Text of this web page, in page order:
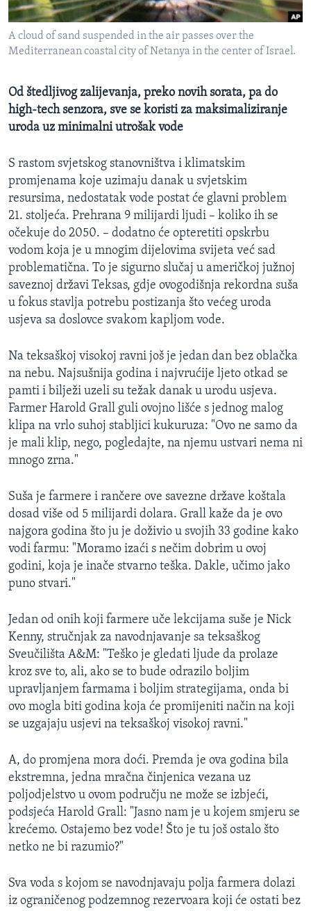
MAGAZIN
O GLASU AMERIKE
PRATITE NAS
Jezici
A cloud of sand suspended in the air passes over the
Mediterranean coastal city of Netanya in the center of Israel.
Od štedljivog zalijevanja, preko novih sorata, pa do
high-tech senzora, sve se koristi za maksimaliziranje
uroda uz minimalni utrošak vode
S rastom svjetskog stanovništva i klimatskim
promjenama koje uzimaju danak u svjetskim
resursima, nedostatak vode postat će glavni problem
21. stoljeća. Prehrana 9 milijardi ljudi – koliko ih se
očekuje do 2050. – dodatno će opteretiti opskrbu
vodom koja je u mnogim dijelovima svijeta već sad
problematična. To je sigurno slučaj u američkoj južnoj
saveznoj državi Teksas, gdje ovogodišnja rekordna suša
u fokus stavlja potrebu postizanja što većeg uroda
usjeva sa doslovce svakom kapljom vode.
Na teksaškoj visokoj ravni još je jedan dan bez oblačka
na nebu. Najsušnija godina i najvrućije ljeto otkad se
pamti i bilježi uzeli su težak danak u urodu usjeva.
Farmer Harold Grall guli ovojno lišće s jednog malog
klipa na vrlo suhoj stabljici kukuruza: "Ovo ne samo da
je mali klip, nego, pogledajte, na njemu ustvari nema ni
mnogo zrna."
Suša je farmere i rančere ove savezne države koštala
dosad više od 5 milijardi dolara. Grall kaže da je ovo
najgora godina što ju je doživio u svojih 33 godine kako
vodi farmu: "Moramo izaći s nečim dobrim u ovoj
godini, koja je inače stvarno teška. Dakle, učimo jako
puno stvari."
Jedan od onih koji farmere uče lekcijama suše je Nick
Kenny, stručnjak za navodnjavanje sa teksaškog
Sveučilišta A&M: "Teško je gledati ljude da prolaze
kroz sve to, ali, ako se to bude odrazilo boljim
upravljanjem farmama i boljim strategijama, onda bi
ovo mogla biti godina koja će promijeniti način na koji
se uzgajaju usjevi na teksaškoj visokoj ravni."
A, do promjena mora doći. Premda je ova godina bila
ekstremna, jedna mračna činjenica vezana uz
poljodjelstvo u ovom području ne može se izbjeći,
podsjeća Harold Grall: "Jasno nam je u kojem smjeru se
krećemo. Ostajemo bez vode! Što je tu još ostalo što
netko ne bi razumio?"
Sva voda s kojom se navodnjavaju polja farmera dolazi
iz ograničenog podzemnog rezervoara koji će ostati bez